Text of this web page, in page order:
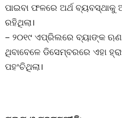
ପାଇବା ଫଳରେ ଅର୍ଥ ବ୍ୟବସ୍ଥାକୁ
ରହିଥିଲା।
– ୨୦୧୯ ଏପ୍ରିଲରେ ବ୍ୟାଙ୍କ
ଥିବାବେଳେ ଡିସେମ୍ବରରେ ଏହା
ପହଂଚିଥିଲା।